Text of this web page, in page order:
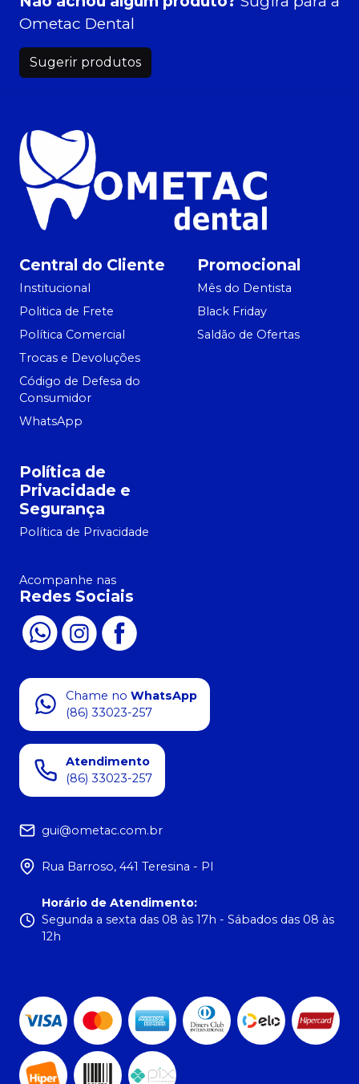
Ometac Dental
Sugerir produtos
Central do Cliente
Institucional
Politica de Frete
Política Comercial
Trocas e Devoluções
Código de Defesa do
Consumidor
WhatsApp
Promocional
Mês do Dentista
Black Friday
Saldão de Ofertas
Política de
Privacidade e
Segurança
Política de Privacidade
Acompanhe nas
Redes Sociais
Chame no WhatsApp
(86) 33023-257
Atendimento
(86) 33023-257
gui@ometac.com.br
Rua Barroso, 441 Teresina - PI
Horário de Atendimento:
Segunda a sexta das 08 às 17h - Sábados das 08 às
12h